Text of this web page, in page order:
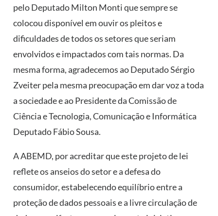
pelo Deputado Milton Monti que sempre se
colocou disponível em ouvir os pleitos e
dificuldades de todos os setores que seriam
envolvidos e impactados com tais normas. Da
mesma forma, agradecemos ao Deputado Sérgio
Zveiter pela mesma preocupação em dar voz a toda
a sociedade e ao Presidente da Comissão de
Ciência e Tecnologia, Comunicação e Informática
Deputado Fábio Sousa.
A ABEMD, por acreditar que este projeto de lei
reflete os anseios do setor e a defesa do
consumidor, estabelecendo equilíbrio entre a
proteção de dados pessoais e a livre circulação de